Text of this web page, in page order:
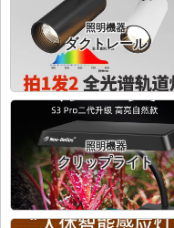
照明機器
ダクトレール
照明機器
クリップライト